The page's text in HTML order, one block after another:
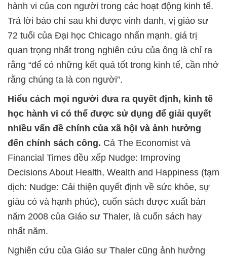
hành vi của con người trong các hoạt động kinh tế.
Trả lời báo chí sau khi được vinh danh, vị giáo sư
72 tuổi của Đại học Chicago nhấn mạnh, giá trị
quan trọng nhất trong nghiên cứu của ông là chỉ ra
rằng “để có những kết quả tốt trong kinh tế, cần nhớ
rằng chúng ta là con người”.
Hiểu cách mọi người đưa ra quyết định, kinh tế
học hành vi có thể được sử dụng để giải quyết
nhiều vấn đề chính của xã hội và ảnh hưởng
đến chính sách công. Cả The Economist và
Financial Times đều xếp Nudge: Improving
Decisions About Health, Wealth and Happiness (tạm
dịch: Nudge: Cải thiện quyết định về sức khỏe, sự
giàu có và hạnh phúc), cuốn sách được xuất bản
năm 2008 của Giáo sư Thaler, là cuốn sách hay
nhất năm.
Nghiên cứu của Giáo sư Thaler cũng ảnh hưởng